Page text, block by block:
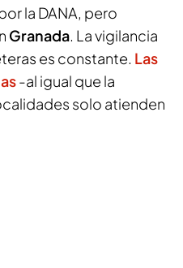
la DANA, pero
Granada. La vigilancia
es constante. Las
-al igual que la
solo atienden